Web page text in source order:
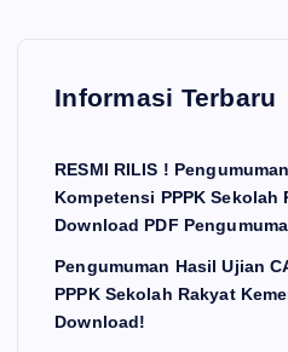
Informasi Terbaru
RESMI RILIS !
Kompetensi PPPK Sekolah
Download PDF
Pengumuman Hasil Ujian
PPPK Sekolah Rakyat
Download!